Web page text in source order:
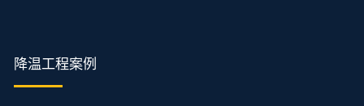
降温工程案例